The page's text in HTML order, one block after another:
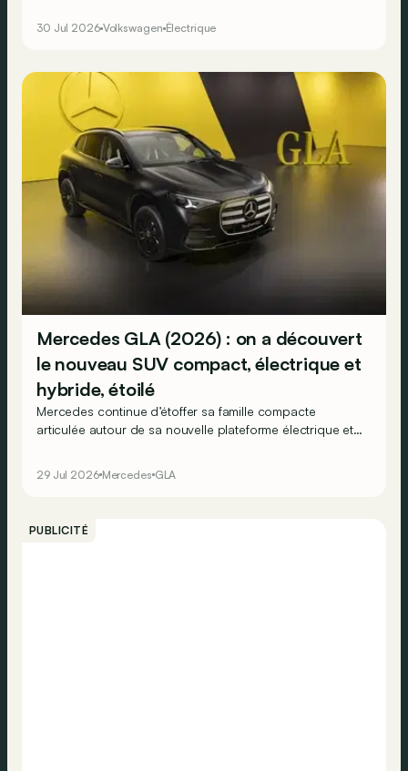
30 Jul 2026 Volkswagen Électrique
Mercedes GLA (2026) : on a découvert
le nouveau SUV compact, électrique et
hybride, étoilé
Mercedes continue d’étoffer sa famille compacte
articulée autour de sa nouvelle plateforme électrique et
BMW (i)X1 ?
29 Jul 2026 Mercedes GLA
PUBLICITÉ